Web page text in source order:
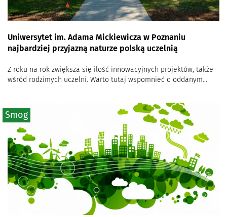
Uniwersytet im. Adama Mickiewicza w Poznaniu
najbardziej przyjazną naturze polską uczelnią
Z roku na rok zwiększa się ilość innowacyjnych projektów, także
wśród rodzimych uczelni. Warto tutaj wspomnieć o oddanym...
Smog